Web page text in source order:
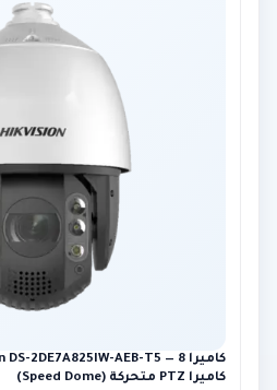
كاميرا PTZ متحركة (Speed Dome)